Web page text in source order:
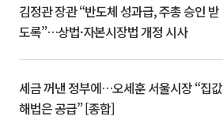
김정관 장관 “반도체 성과급, 주총 승인 받
도록”…상법·자본시장법 개정 시사
세금 꺼낸 정부에…오세훈 서울시장 “집값
해법은 공급” [종합]